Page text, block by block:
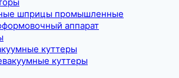
шприцы промышленные
аппарат
куттеры
куттеры